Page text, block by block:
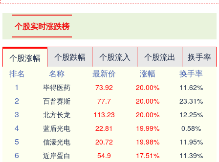
个股实时涨跌榜
个股涨幅 个股跌幅 个股流入 个股流出
换手率
排名
名称 最新价 涨幅
换手率
1
毕得医药 73.92 20.00% 11.62%
2 百普赛斯 77.7 20.00% 23.31%
3 北方长龙 113.23 20.00% 12.25%
4 蓝盾光电 22.81 19.99% 0.58%
5 信濠光电 20.72 19.98% 11.95%
6 近岸蛋白 54.9 17.51% 11.39%